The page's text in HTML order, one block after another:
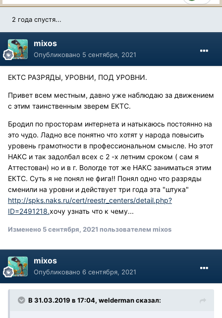
2 года спустя...
mixos
Опубликовано 5 сентября, 2021
ЕКТС РАЗРЯДЫ, УРОВНИ, ПОД УРОВНИ.
Привет всем местным, давно уже наблюдаю за движением
с этим таинственным зверем ЕКТС.
Бродил по просторам интернета и натыкаюсь постоянно на
это чудо. Ладно все понятно что хотят у народа повысить
уровень грамотности в профессиональном смысле. Но этот
НАКС и так задолбал всех с 2 -х летним сроком ( сам я
Аттестован) но и в г. Вологде тот же НАКС заниматься этим
ЕКТС. Суть я не понял не фига!! Понял одно что разряды
сменили на уровни и действует три года эта "штука"
http://spks.naks.ru/cert/reestr_centers/detail.php?
ID=2491218.хочу узнать что к чему...
Изменено 5 сентября, 2021 пользователем mixos
mixos
Опубликовано 6 сентября, 2021
В 31.03.2019 в 17:04, welderman сказал: